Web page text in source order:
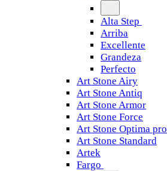
Alta Step
Arriba
Excellente
Grandeza
Perfecto
Art Stone Airy
Art Stone Antiq
Art Stone Armor
Art Stone Force
Art Stone Optima pro
Art Stone Standard
Artek
Fargo